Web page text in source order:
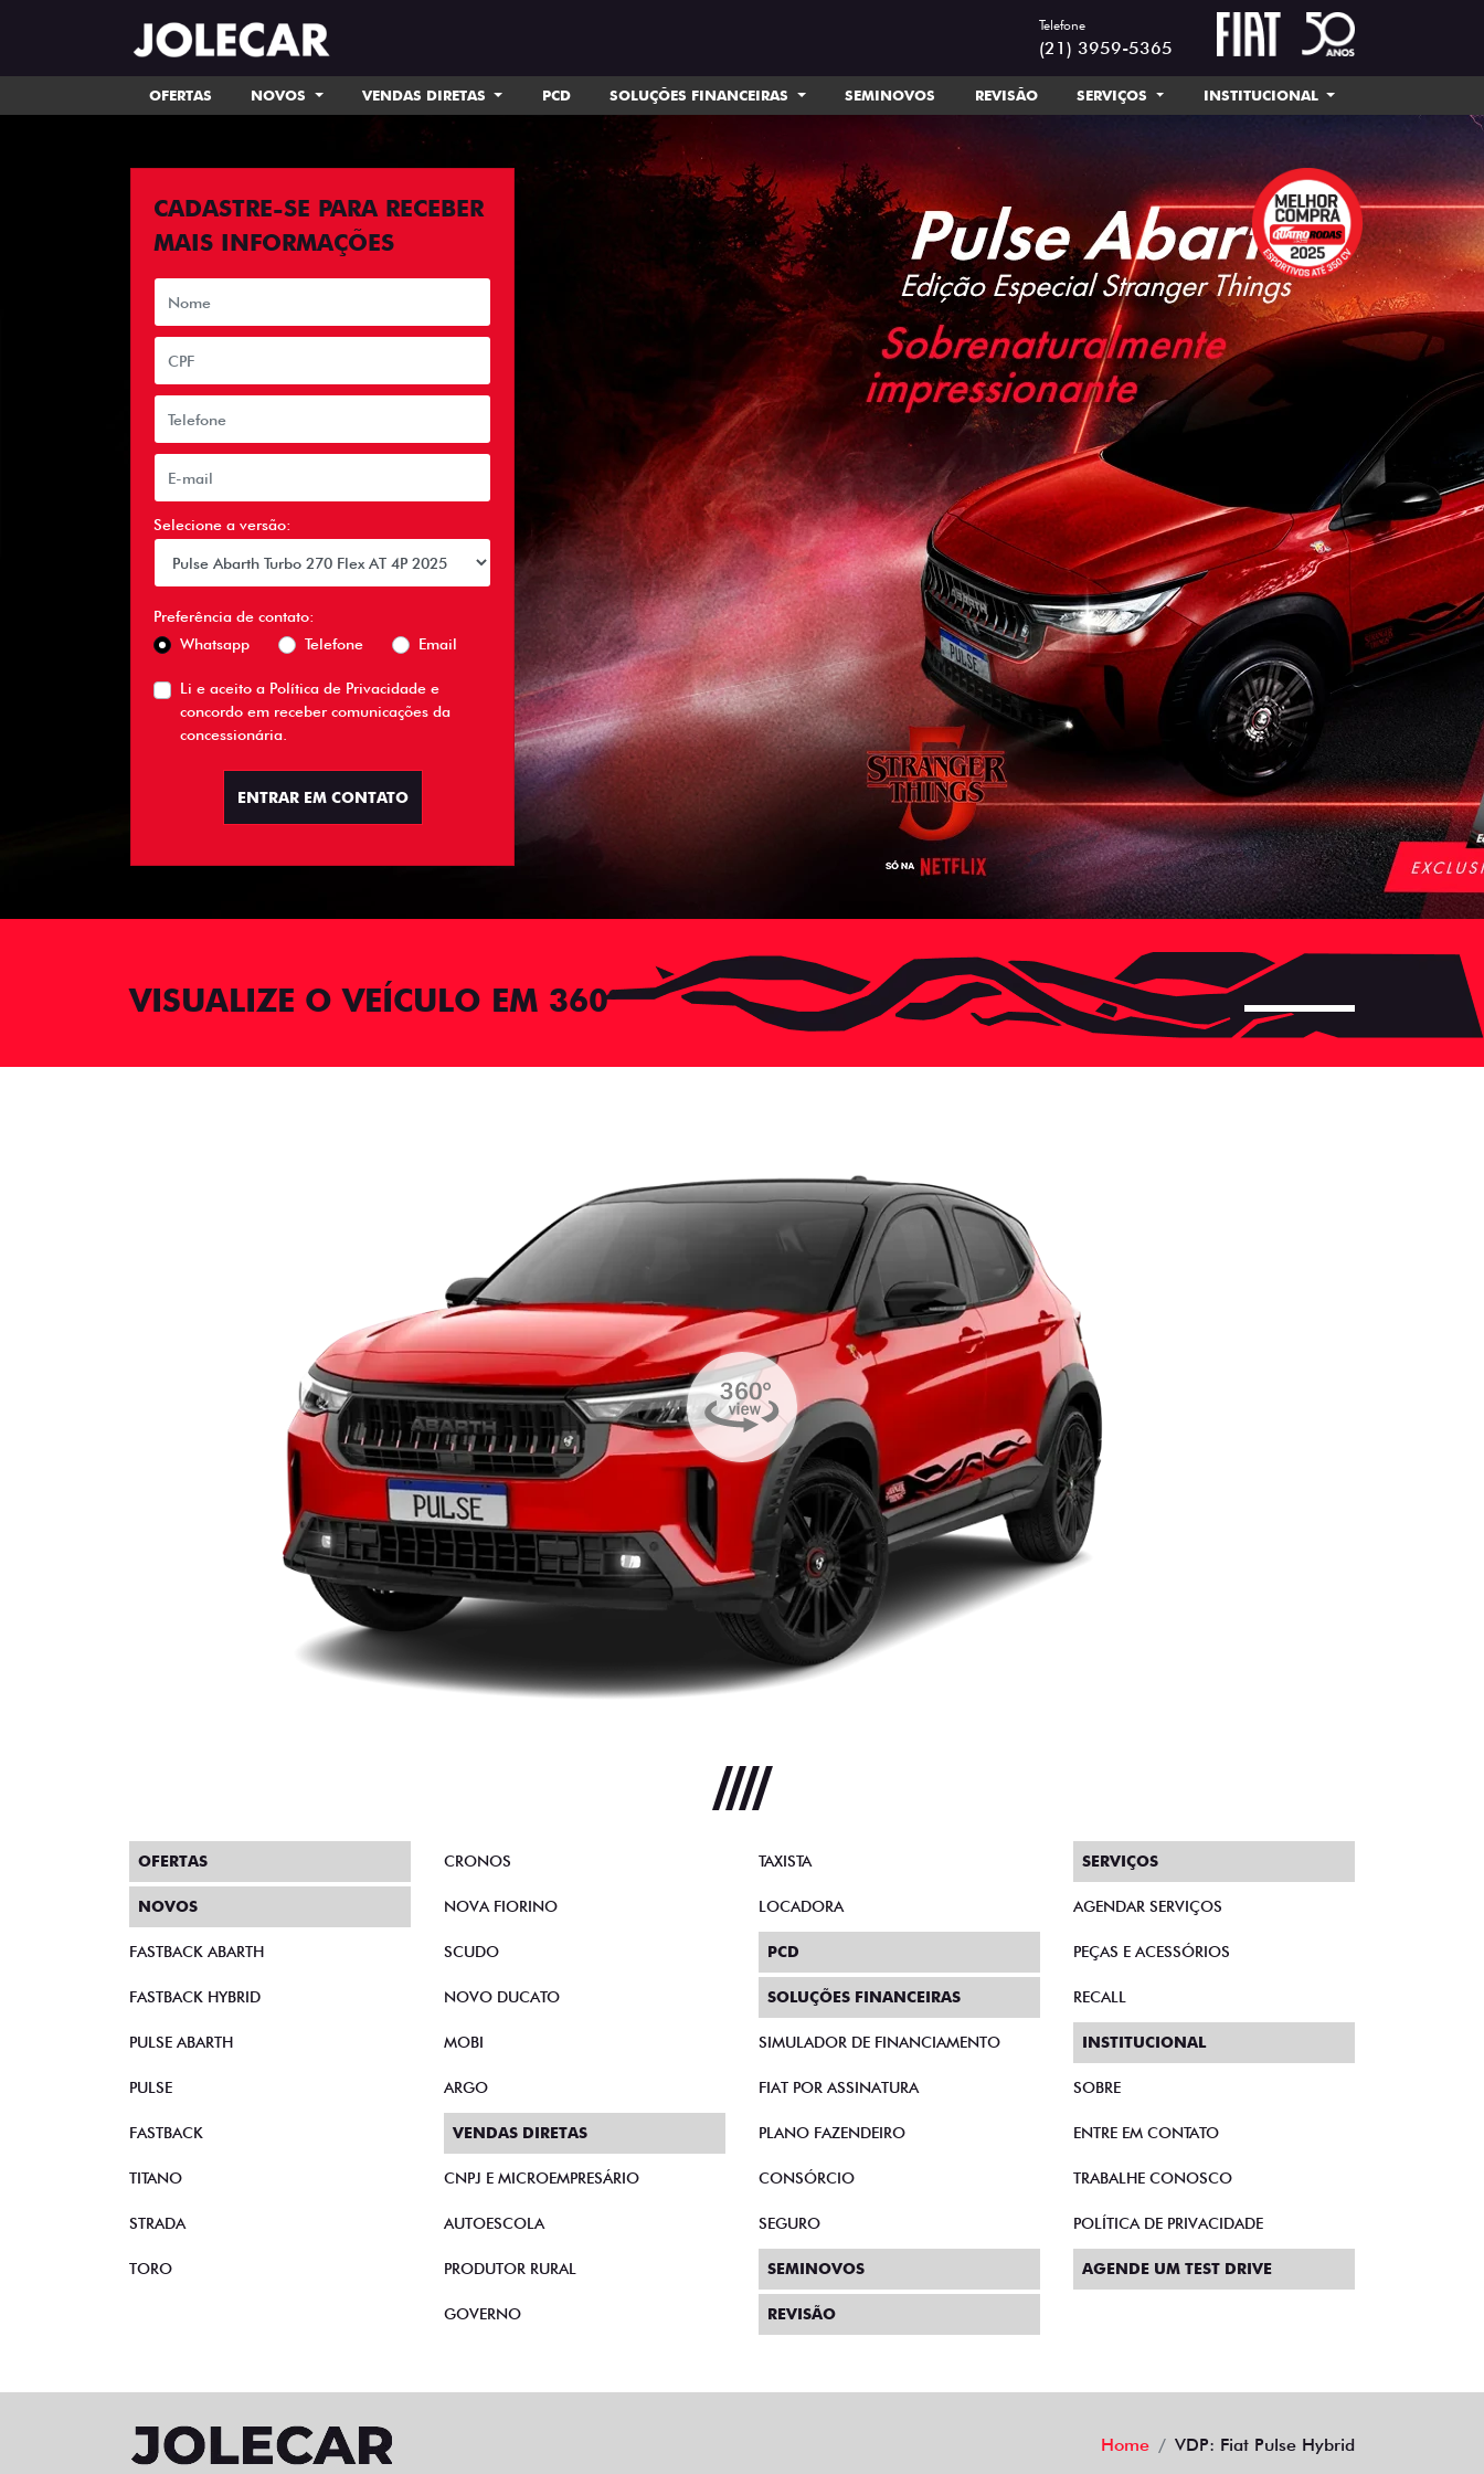
Telefone
(21) 3959-5365
OFERTAS NOVOS VENDAS DIRETAS PCD SOLUÇÕES FINANCEIRAS SEMINOVOS REVISÃO SERVIÇOS INSTITUCIONAL
CADASTRE-SE PARA RECEBER
MAIS INFORMAÇÕES
Selecione a versão:
Preferência de contato:
Whatsapp
Telefone Email
Li e aceito a Política de Privacidade e
concordo em receber comunicações da
concessionária.
ENTRAR EM CONTATO
VISUALIZE O VEÍCULO EM 360°
OFERTAS
NOVOS
FASTBACK ABARTH
FASTBACK HYBRID
PULSE ABARTH
PULSE
FASTBACK
TITANO
STRADA
TORO
CRONOS
NOVA FIORINO
SCUDO
NOVO DUCATO
MOBI
ARGO
VENDAS DIRETAS
CNPJ E MICROEMPRESÁRIO
AUTOESCOLA
PRODUTOR RURAL
GOVERNO
TAXISTA
LOCADORA
PCD
SOLUÇÕES FINANCEIRAS
SIMULADOR DE FINANCIAMENTO
FIAT POR ASSINATURA
PLANO FAZENDEIRO
CONSÓRCIO
SEGURO
SEMINOVOS
REVISÃO
SERVIÇOS
AGENDAR SERVIÇOS
PEÇAS E ACESSÓRIOS
RECALL
INSTITUCIONAL
SOBRE
ENTRE EM CONTATO
TRABALHE CONOSCO
POLÍTICA DE PRIVACIDADE
AGENDE UM TEST DRIVE
Home VDP: Fiat Pulse Hybrid